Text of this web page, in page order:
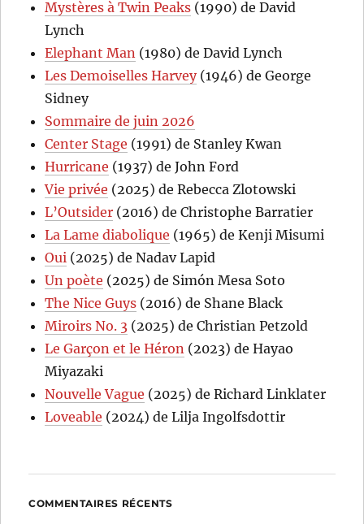
Mystères à Twin Peaks (1990) de David
Lynch
Elephant Man (1980) de David Lynch
Les Demoiselles Harvey(1946) de George
Sidney
Sommaire de juin 2026
Center Stage (1991) de Stanley Kwan
Hurricane (1937) de John Ford
Vie privée (2025) de Rebecca Zlotowski
L’Outsider (2016) de Christophe Barratier
La Lame diabolique (1965) de Kenji Misumi
Oui (2025) de Nadav Lapid
Un poète (2025) de Simón Mesa Soto
The Nice Guys (2016) de Shane Black
Miroirs No. 3 (2025) de Christian Petzold
Le Garçon et le Héron (2023) de Hayao
Miyazaki
Nouvelle Vague (2025) de Richard Linklater
Loveable (2024) de Lilja Ingolfsdottir
COMMENTAIRES RÉCENTS